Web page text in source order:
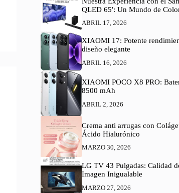
QLED 65′: Un Mundo de
ABRIL 17, 2026
XIAOMI 17: Potente
diseño elegante
ABRIL 16, 2026
XIAOMI POCO X8 PRO:
8500 mAh
ABRIL 2, 2026
Crema anti arrugas con
Ácido Hialurónico
MARZO 30, 2026
LG TV 43 Pulgadas: Calidad
Imagen Inigualable
MARZO 27, 2026